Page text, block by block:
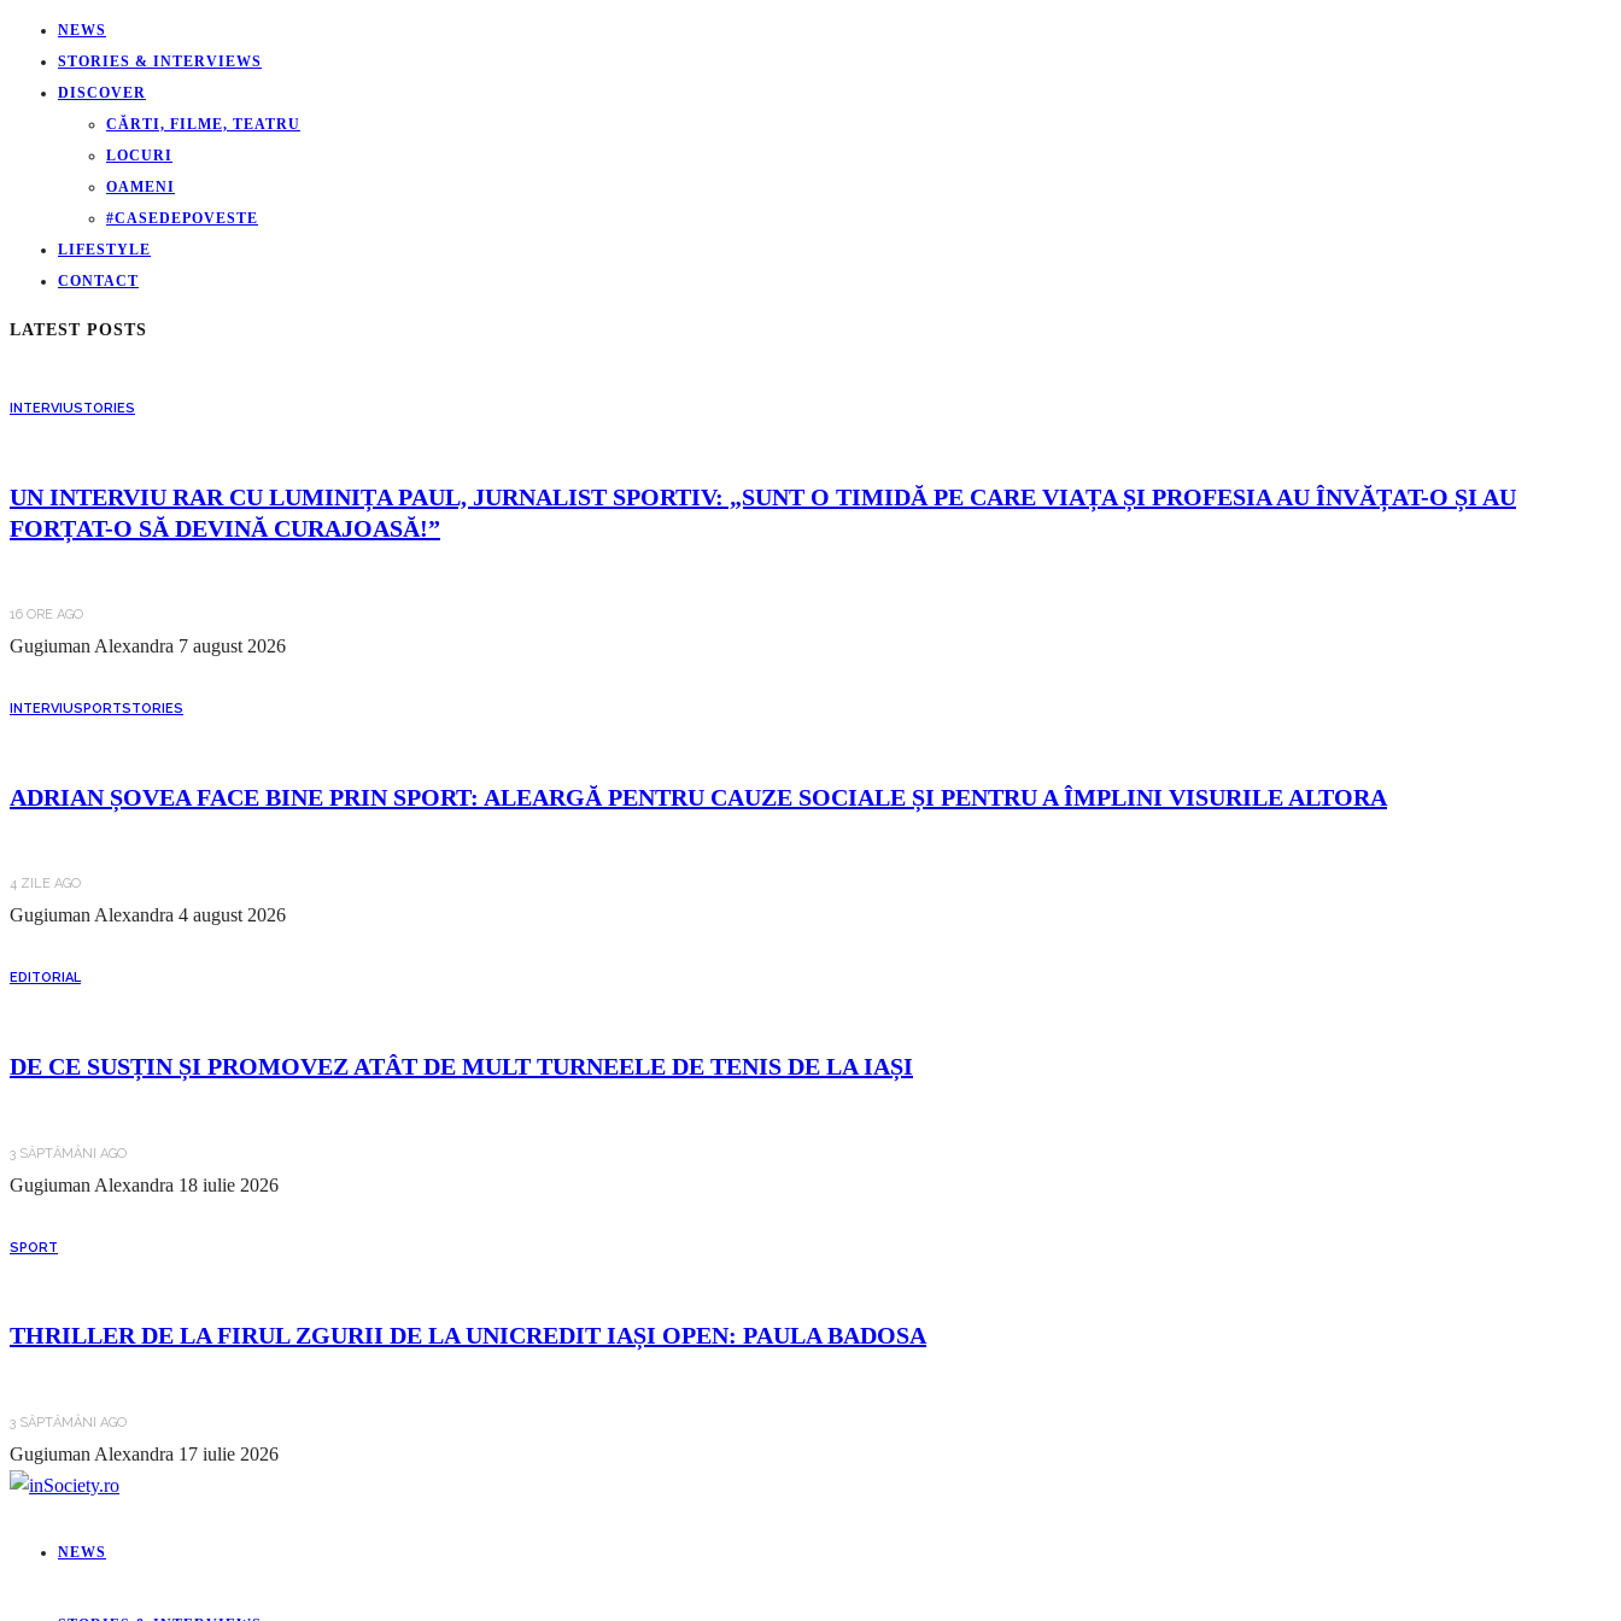
NEWS
STORIES & INTERVIEWS
DISCOVER
CĂRTI, FILME, TEATRU
LOCURI
OAMENI
#CASEDEPOVESTE
LIFESTYLE
CONTACT
LATEST POSTS
INTERVIUSTORIES
UN INTERVIU RAR CU LUMINIȚA PAUL, JURNALIST SPORTIV: „SUNT O TIMIDĂ PE CARE VIAȚA ȘI PROFESIA AU ÎNVĂȚAT-O ȘI AU
FORȚAT-O SĂ DEVINĂ CURAJOASĂ!”
16 ORE AGO
Gugiuman Alexandra 7 august 2026
INTERVIUSPORTSTORIES
ADRIAN ȘOVEA FACE BINE PRIN SPORT: ALEARGĂ PENTRU CAUZE SOCIALE ȘI PENTRU A ÎMPLINI VISURILE ALTORA
4 ZILE AGO
Gugiuman Alexandra 4 august 2026
EDITORIAL
DE CE SUSȚIN ȘI PROMOVEZ ATÂT DE MULT TURNEELE DE TENIS DE LA IAȘI
3 SĂPTĂMÂNI AGO
Gugiuman Alexandra 18 iulie 2026
SPORT
THRILLER DE LA FIRUL ZGURII DE LA UNICREDIT IAȘI OPEN: PAULA BADOSA
3 SĂPTĂMÂNI AGO
Gugiuman Alexandra 17 iulie 2026
NEWS